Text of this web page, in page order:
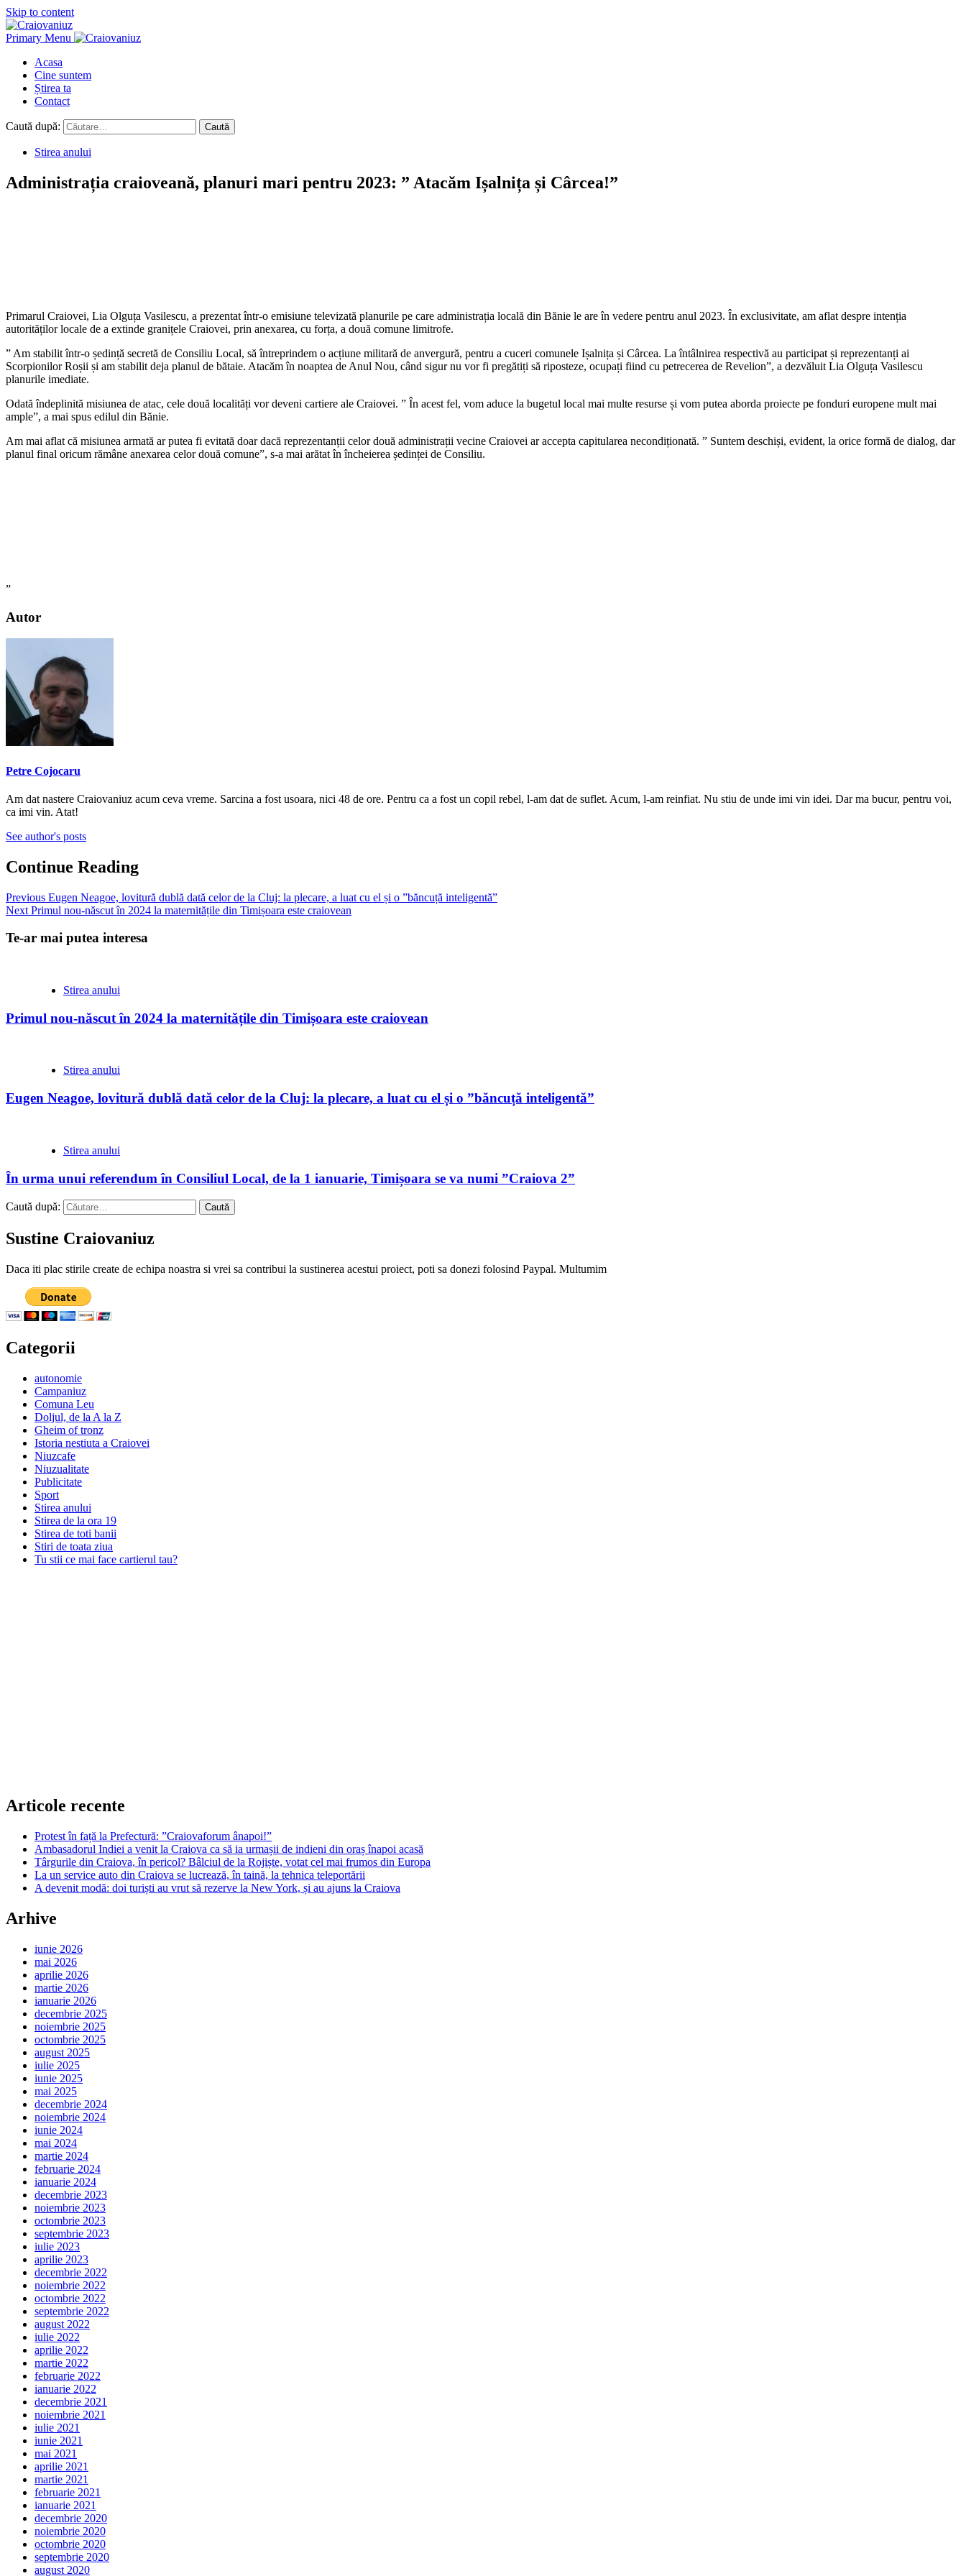
Skip to content
Primary Menu
Acasa
Cine suntem
Știrea ta
Contact
Caută după:
Stirea anului
Administrația craioveană, planuri mari pentru 2023: ” Atacăm Ișalnița și Cârcea!”
Primarul Craiovei, Lia Olguța Vasilescu, a prezentat într-o emisiune televizată planurile pe care administrația locală din Bănie le are în vedere pentru anul 2023. În exclusivitate, am aflat despre intenția
autorităților locale de a extinde granițele Craiovei, prin anexarea, cu forța, a două comune limitrofe.
” Am stabilit într-o ședință secretă de Consiliu Local, să întreprindem o acțiune militară de anvergură, pentru a cuceri comunele Ișalnița și Cârcea. La întâlnirea respectivă au participat și reprezentanți ai
Scorpionilor Roșii și am stabilit deja planul de bătaie. Atacăm în noaptea de Anul Nou, când sigur nu vor fi pregătiți să riposteze, ocupați fiind cu petrecerea de Revelion”, a dezvăluit Lia Olguța Vasilescu
planurile imediate.
Odată îndeplinită misiunea de atac, cele două localități vor deveni cartiere ale Craiovei. ” În acest fel, vom aduce la bugetul local mai multe resurse și vom putea aborda proiecte pe fonduri europene mult mai
ample”, a mai spus edilul din Bănie.
Am mai aflat că misiunea armată ar putea fi evitată doar dacă reprezentanții celor două administrații vecine Craiovei ar accepta capitularea necondiționată. ” Suntem deschiși, evident, la orice formă de dialog, dar
planul final oricum rămâne anexarea celor două comune”, s-a mai arătat în încheierea ședinței de Consiliu.
”
Autor
Petre Cojocaru
Am dat nastere Craiovaniuz acum ceva vreme. Sarcina a fost usoara, nici 48 de ore. Pentru ca a fost un copil rebel, l-am dat de suflet. Acum, l-am reinfiat. Nu stiu de unde imi vin idei. Dar ma bucur, pentru voi,
ca imi vin. Atat!
See author's posts
Continue Reading
Previous Eugen Neagoe, lovitură dublă dată celor de la Cluj: la plecare, a luat cu el și o ”băncuță inteligentă”
Next Primul nou-născut în 2024 la maternitățile din Timișoara este craiovean
Te-ar mai putea interesa
Stirea anului
Primul nou-născut în 2024 la maternitățile din Timișoara este craiovean
Stirea anului
Eugen Neagoe, lovitură dublă dată celor de la Cluj: la plecare, a luat cu el și o ”băncuță inteligentă”
Stirea anului
În urma unui referendum în Consiliul Local, de la 1 ianuarie, Timișoara se va numi ”Craiova 2”
Caută după:
Sustine Craiovaniuz
Daca iti plac stirile create de echipa noastra si vrei sa contribui la sustinerea acestui proiect, poti sa donezi folosind Paypal. Multumim
Categorii
autonomie
Campaniuz
Comuna Leu
Doljul, de la A la Z
Gheim of tronz
Istoria nestiuta a Craiovei
Niuzcafe
Niuzualitate
Publicitate
Sport
Stirea anului
Stirea de la ora 19
Stirea de toti banii
Stiri de toata ziua
Tu stii ce mai face cartierul tau?
Articole recente
Protest în față la Prefectură: ”Craiovaforum ânapoi!”
Ambasadorul Indiei a venit la Craiova ca să ia urmașii de indieni din oraș înapoi acasă
Târgurile din Craiova, în pericol? Bâlciul de la Rojiște, votat cel mai frumos din Europa
La un service auto din Craiova se lucrează, în taină, la tehnica teleportării
A devenit modă: doi turiști au vrut să rezerve la New York, și au ajuns la Craiova
Arhive
iunie 2026
mai 2026
aprilie 2026
martie 2026
ianuarie 2026
decembrie 2025
noiembrie 2025
octombrie 2025
august 2025
iulie 2025
iunie 2025
mai 2025
decembrie 2024
noiembrie 2024
iunie 2024
mai 2024
martie 2024
februarie 2024
ianuarie 2024
decembrie 2023
noiembrie 2023
octombrie 2023
septembrie 2023
iulie 2023
aprilie 2023
decembrie 2022
noiembrie 2022
octombrie 2022
septembrie 2022
august 2022
iulie 2022
aprilie 2022
martie 2022
februarie 2022
ianuarie 2022
decembrie 2021
noiembrie 2021
iulie 2021
iunie 2021
mai 2021
aprilie 2021
martie 2021
februarie 2021
ianuarie 2021
decembrie 2020
noiembrie 2020
octombrie 2020
septembrie 2020
august 2020